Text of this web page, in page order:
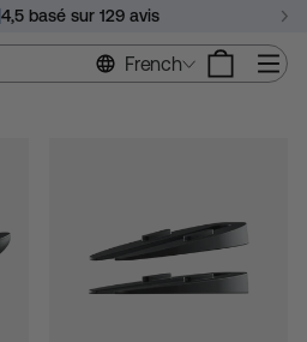
Suspendre
diaporama
4,5 basé sur 129 avis
French